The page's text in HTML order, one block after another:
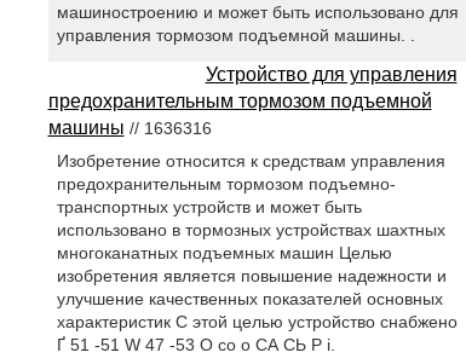
машиностроению и может быть использовано для
управления тормозом подъемной машины. .
Устройство для управления
предохранительным тормозом подъемной
машины // 1636316
Изобретение относится к средствам управления
предохранительным тормозом подъемно-
транспортных устройств и может быть
использовано в тормозных устройствах шахтных
многоканатных подъемных машин Целью
изобретения является повышение надежности и
улучшение качественных показателей основных
характеристик С этой целью устройство снабжено
Ґ 51 -51 W 47 -53 О со о СА СЬ Р i.